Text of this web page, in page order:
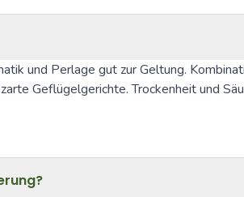
und Perlage gut zur Geltung.
Geflügelgerichte. Trockenheit und